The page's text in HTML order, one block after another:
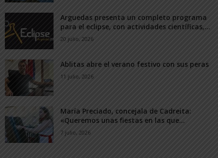
Arguedas presenta un completo programa
para el eclipse, con actividades científicas,...
20 julio, 2026
Ablitas abre el verano festivo con sus peras
11 julio, 2026
María Preciado, concejala de Cadreita:
«Queremos unas fiestas en las que...
7 julio, 2026